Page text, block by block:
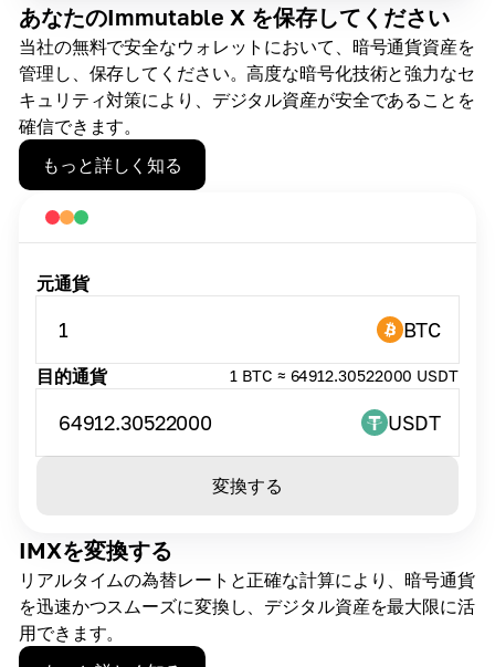
あなたのImmutable X を保存してください
当社の無料で安全なウォレットにおいて、暗号通貨資産を
管理し、保存してください。高度な暗号化技術と強力なセ
キュリティ対策により、デジタル資産が安全であることを
確信できます。
もっと詳しく知る
IMXを変換する
リアルタイムの為替レートと正確な計算により、暗号通貨
を迅速かつスムーズに変換し、デジタル資産を最大限に活
用できます。
元通貨
1 BTC
目的通貨 1 BTC ≈ 64912.30522000 USDT
64912.30522000 USDT
変換する